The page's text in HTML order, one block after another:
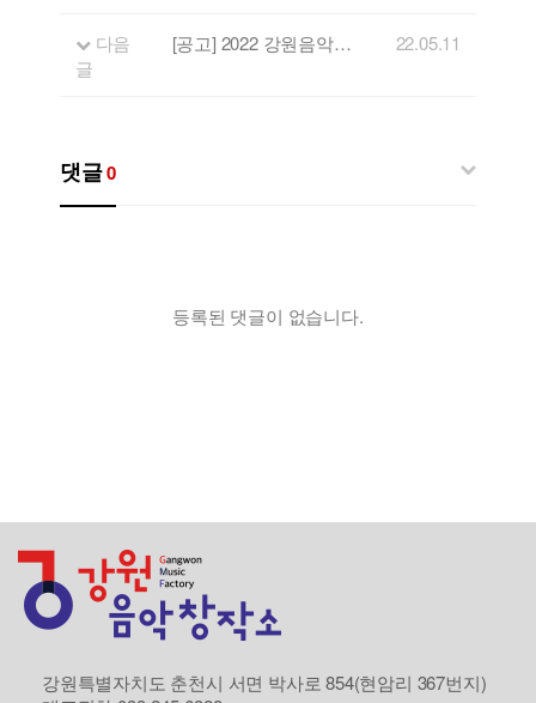
다음
글
[공고] 2022 강원음악창작소 음원제작 지원사업 22.05.11
댓글0
등록된 댓글이 없습니다.
강원특별자치도 춘천시 서면 박사로 854(현암리 367번지)